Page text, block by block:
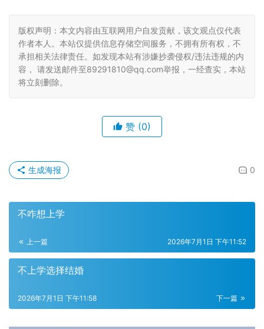
版权声明：本文内容由互联网用户自发贡献，该文观点仅代表
作者本人。本站仅提供信息存储空间服务，不拥有所有权，不
承担相关法律责任。如发现本站有涉嫌抄袭侵权/违法违规的内
容， 请发送邮件至89291810@qq.com举报，一经查实，本站
将立刻删除。
赞 (0)
0
生成海报
不咋想上学
上一篇 2026年7月1日 下午11:52
不上学选择结婚
下一篇
2026年7月1日 下午11:58